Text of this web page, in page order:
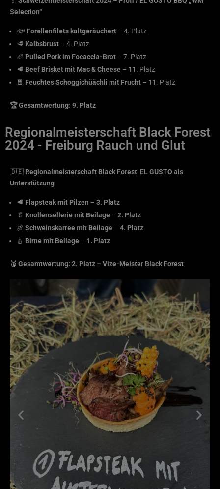
Selection“
🐟 Forellenfilets kaltgeräuchert – 4. Platz
🥩 Kalbsbrust – 4. Platz
🥖 Pulled Pork im Focaccia-Brot – 7. Platz
🥩 Beef Brisket mit Mac & Cheese – 11. Platz
🍫 Feuchtes Schoggichüächli mit Frucht – 11. Platz
🏆 Gesamtwertung: 9. Platz
Regionalmeisterschaft Black Forest
2024 - Freiburg Rauch und Glut
🇩🇪 Regionalmeisterschaft Black Forest EL GUSTO als
Unterstützung
🥩 Flapsteak mit Pilzen – 3. Platz
🥬 Knollensellerie mit Beilage – 2. Platz
🍖 Schweinskarree mit Beilage – 4. Platz
🍐 Birne mit Beilage – 1. Platz
🥈 Gesamtwertung: 2. Platz – Vize-Meister Black Forest